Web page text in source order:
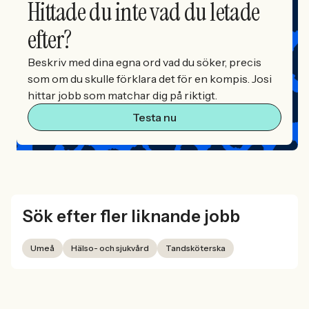
Hittade du inte vad du letade
efter?
Beskriv med dina egna ord vad du söker, precis
som om du skulle förklara det för en kompis. Josi
hittar jobb som matchar dig på riktigt.
Testa nu
Sök efter fler liknande jobb
Umeå Hälso- och sjukvård Tandsköterska